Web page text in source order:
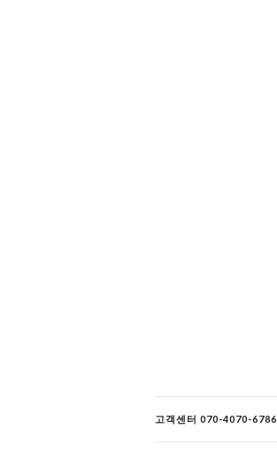
고객센터 070-4070-6786